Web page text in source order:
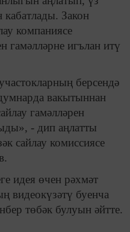
кабатлады. Закон
компаниясе
гамәлләрне игълан итү
берсендә
вакытыннан
гамәлләрен
- дип аңлатты
сайлау комиссиясе
идея өчен рәхмәт
видеокүзәтү буенча
төбәк булуын әйтте.